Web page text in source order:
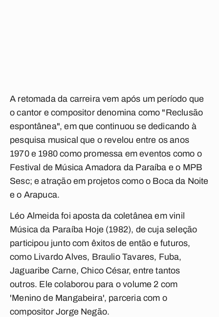
A retomada da carreira vem após um período que
o cantor e compositor denomina como "Reclusão
espontânea", em que continuou se dedicando à
pesquisa musical que o revelou entre os anos
1970 e 1980 como promessa em eventos como o
Festival de Música Amadora da Paraíba e o MPB
Sesc; e atração em projetos como o Boca da Noite
e o Arapuca.
Léo Almeida foi aposta da coletânea em vinil
Música da Paraíba Hoje (1982), de cuja seleção
participou junto com êxitos de então e futuros,
como Livardo Alves, Braulio Tavares, Fuba,
Jaguaribe Carne, Chico César, entre tantos
outros. Ele colaborou para o volume 2 com
'Menino de Mangabeira', parceria com o
compositor Jorge Negão.